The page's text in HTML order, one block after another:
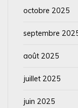
octobre 2025
septembre
août 2025
juillet 2025
juin 2025